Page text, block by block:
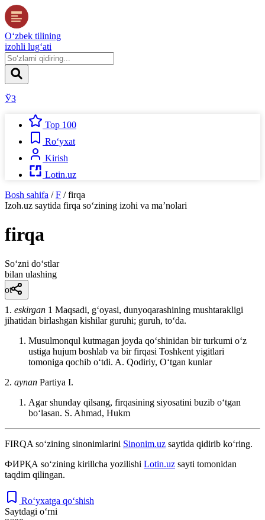
O‘zbek tilining
izohli lug‘ati
ЎЗ
Top 100
Ro‘yxat
Kirish
Lotin.uz
Bosh sahifa / F / firqa
Izoh.uz saytida firqa so‘zining izohi va ma’nolari
firqa
So‘zni do‘stlar
bilan ulashing
ot
1. eskirgan 1 Maqsadi, gʻoyasi, dunyoqarashining mushtarakligi
jihatidan birlashgan kishilar guruhi; guruh, toʻda.
Musulmonqul kutmagan joyda qoʻshinidan bir turkumi oʻz
ustiga hujum boshlab va bir firqasi Toshkent yigitlari
tomoniga qochib oʻtdi. A. Qodiriy, Oʻtgan kunlar
2. aynan Partiya I.
Agar shunday qilsang, firqasining siyosatini buzib oʻtgan
boʻlasan. S. Ahmad, Hukm
FIRQA so‘zining sinonimlarini Sinonim.uz saytida qidirib ko‘ring.
ФИРҚА so‘zining kirillcha yozilishi Lotin.uz sayti tomonidan
taqdim qilingan.
Ro‘yxatga qo‘shish
Saytdagi o‘rni